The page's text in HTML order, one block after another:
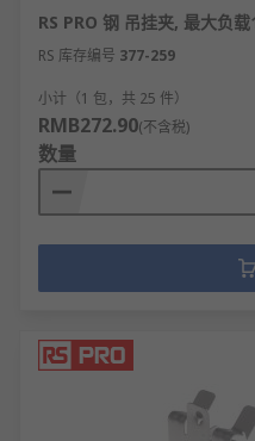
RS PRO 钢 吊挂夹, 最大负
RS 库存编号 377-259
小计（1 包，共 25 件）
RMB272.90(不含税)
数量